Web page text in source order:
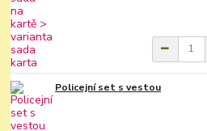
Policejní set s vestou